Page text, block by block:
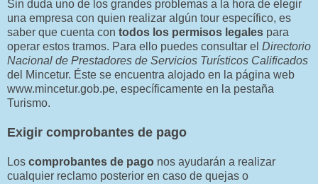
Sin duda uno de los grandes problemas a la hora de elegir
una empresa con quien realizar algún tour específico, es
saber que cuenta con todos los permisos legales para
operar estos tramos. Para ello puedes consultar el Directorio
Nacional de Prestadores de Servicios Turísticos Calificados
del Mincetur. Éste se encuentra alojado en la página web
www.mincetur.gob.pe, específicamente en la pestaña
Turismo.
Exigir comprobantes de pago
Los comprobantes de pago nos ayudarán a realizar
cualquier reclamo posterior en caso de quejas o